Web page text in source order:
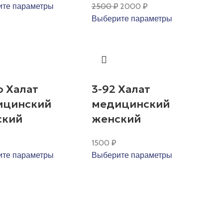
параметры
2500₽ Первоначальная
цена
2000 ₽Текущая
цена:
Выберите параметры
Халат
параметры
3-92 Халат
медицинский
женский
1500 ₽
Выберите параметры